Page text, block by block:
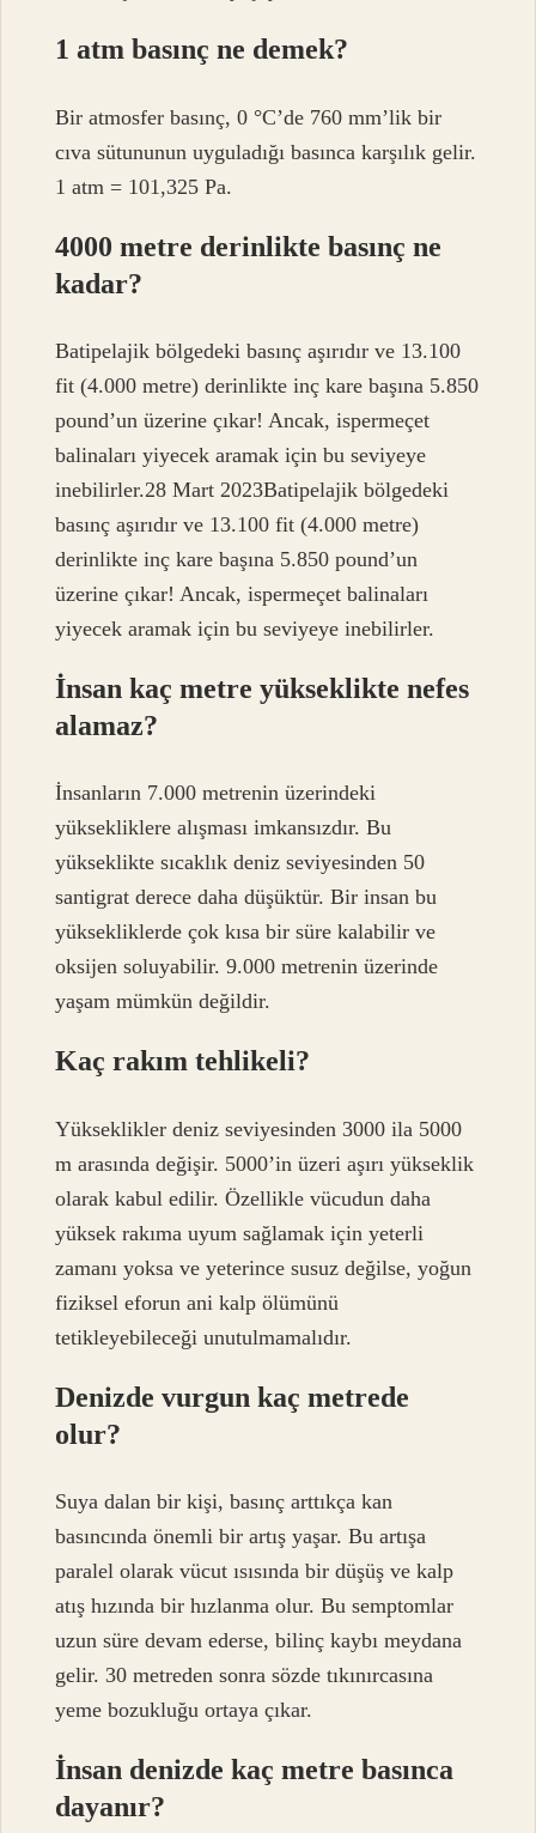
1 atm basınç ne demek?
Bir atmosfer basınç, 0 °C’de 760 mm’lik bir
cıva sütununun uyguladığı basınca karşılık gelir.
1 atm = 101,325 Pa.
4000 metre derinlikte basınç ne
kadar?
Batipelajik bölgedeki basınç aşırıdır ve 13.100
fit (4.000 metre) derinlikte inç kare başına 5.850
pound’un üzerine çıkar! Ancak, ispermeçet
balinaları yiyecek aramak için bu seviyeye
inebilirler.28 Mart 2023Batipelajik bölgedeki
basınç aşırıdır ve 13.100 fit (4.000 metre)
derinlikte inç kare başına 5.850 pound’un
üzerine çıkar! Ancak, ispermeçet balinaları
yiyecek aramak için bu seviyeye inebilirler.
İnsan kaç metre yükseklikte nefes
alamaz?
İnsanların 7.000 metrenin üzerindeki
yüksekliklere alışması imkansızdır. Bu
yükseklikte sıcaklık deniz seviyesinden 50
santigrat derece daha düşüktür. Bir insan bu
yüksekliklerde çok kısa bir süre kalabilir ve
oksijen soluyabilir. 9.000 metrenin üzerinde
yaşam mümkün değildir.
Kaç rakım tehlikeli?
Yükseklikler deniz seviyesinden 3000 ila 5000
m arasında değişir. 5000’in üzeri aşırı yükseklik
olarak kabul edilir. Özellikle vücudun daha
yüksek rakıma uyum sağlamak için yeterli
zamanı yoksa ve yeterince susuz değilse, yoğun
fiziksel eforun ani kalp ölümünü
tetikleyebileceği unutulmamalıdır.
Denizde vurgun kaç metrede
olur?
Suya dalan bir kişi, basınç arttıkça kan
basıncında önemli bir artış yaşar. Bu artışa
paralel olarak vücut ısısında bir düşüş ve kalp
atış hızında bir hızlanma olur. Bu semptomlar
uzun süre devam ederse, bilinç kaybı meydana
gelir. 30 metreden sonra sözde tıkınırcasına
yeme bozukluğu ortaya çıkar.
İnsan denizde kaç metre basınca
dayanır?